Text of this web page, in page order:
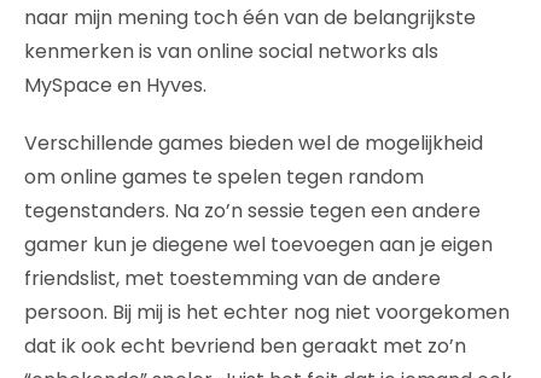
naar mijn mening toch één van de belangrijkste
kenmerken is van online social networks als
MySpace en Hyves.
Verschillende games bieden wel de mogelijkheid
om online games te spelen tegen random
tegenstanders. Na zo’n sessie tegen een andere
gamer kun je diegene wel toevoegen aan je eigen
friendslist, met toestemming van de andere
persoon. Bij mij is het echter nog niet voorgekomen
dat ik ook echt bevriend ben geraakt met zo’n